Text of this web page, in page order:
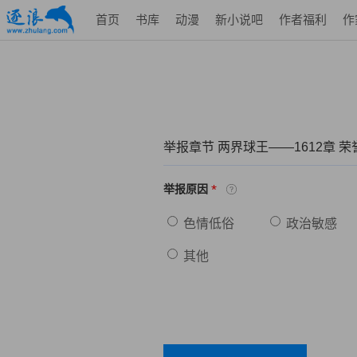
首页 书库 动漫 新小说吧 作者福利 作
举报章节 两界球王——1612章 荣
举报原因 *
色情低俗 政治敏感
其他